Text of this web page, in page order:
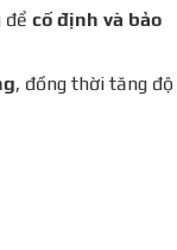
để cố định và bảo
, đồng thời tăng độ